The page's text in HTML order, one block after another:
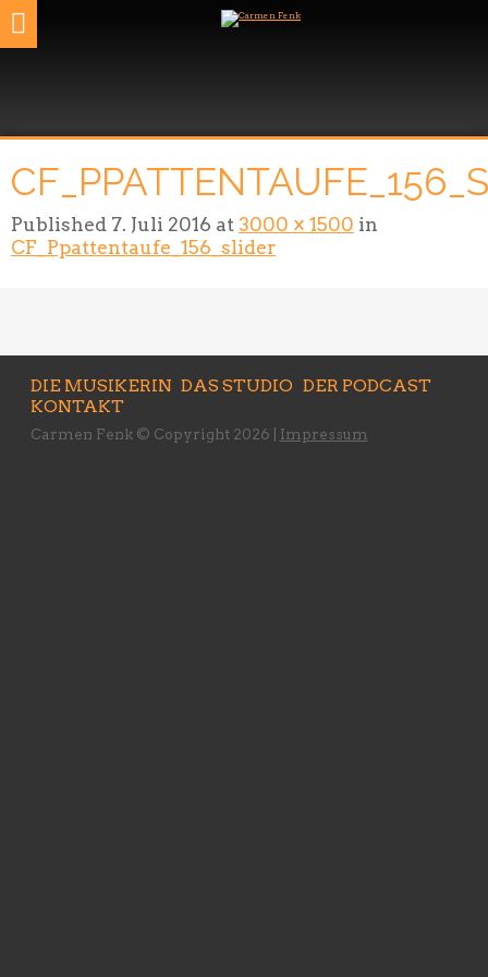
Published 7. Juli 2016 at 3000 × 1500 in
CF_Ppattentaufe_156_slider
DIE MUSIKERIN DAS STUDIO DER PODCAST
KONTAKT
Carmen Fenk © Copyright 2026 | Impressum